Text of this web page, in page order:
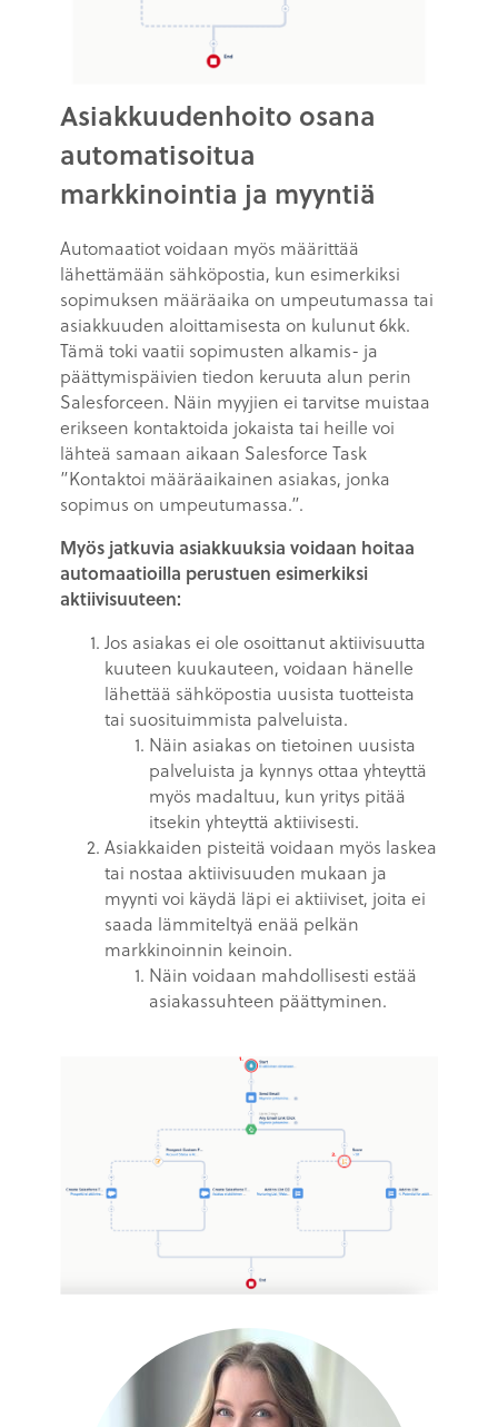
Asiakkuudenhoito osana
automatisoitua
markkinointia ja myyntiä
Automaatiot voidaan myös määrittää
lähettämään sähköpostia, kun esimerkiksi
sopimuksen määräaika on umpeutumassa tai
asiakkuuden aloittamisesta on kulunut 6kk.
Tämä toki vaatii sopimusten alkamis- ja
päättymispäivien tiedon keruuta alun perin
Salesforceen. Näin myyjien ei tarvitse muistaa
erikseen kontaktoida jokaista tai heille voi
lähteä samaan aikaan Salesforce Task
”Kontaktoi määräaikainen asiakas, jonka
sopimus on umpeutumassa.”.
Myös jatkuvia asiakkuuksia voidaan hoitaa
automaatioilla perustuen esimerkiksi
aktiivisuuteen:
Jos asiakas ei ole osoittanut aktiivisuutta
kuuteen kuukauteen, voidaan hänelle
lähettää sähköpostia uusista tuotteista
tai suosituimmista palveluista.
Näin asiakas on tietoinen uusista
palveluista ja kynnys ottaa yhteyttä
myös madaltuu, kun yritys pitää
itsekin yhteyttä aktiivisesti.
Asiakkaiden pisteitä voidaan myös laskea
tai nostaa aktiivisuuden mukaan ja
myynti voi käydä läpi ei aktiiviset, joita ei
saada lämmiteltyä enää pelkän
markkinoinnin keinoin.
Näin voidaan mahdollisesti estää
asiakassuhteen päättyminen.